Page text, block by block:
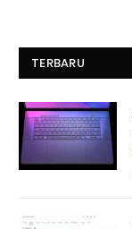
TERBARU